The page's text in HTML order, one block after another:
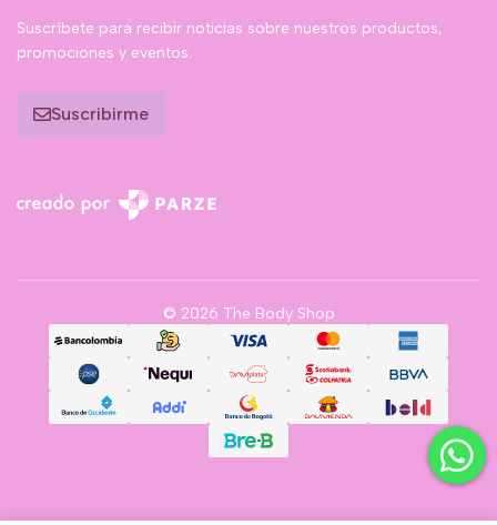
Suscríbete para recibir noticias sobre nuestros productos,
promociones y eventos.
Suscribirme
© 2026 The Body Shop